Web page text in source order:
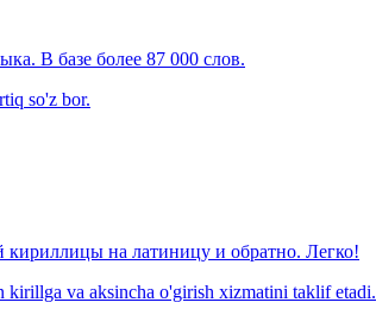
В базе более 87 000 слов.
so'z bor.
кириллицы на латиницу и обратно. Легко!
va aksincha o'girish xizmatini taklif etadi.